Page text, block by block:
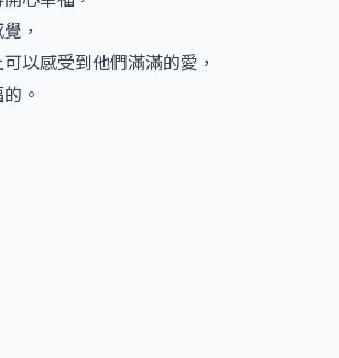
，
以感受到他們滿滿的愛，
。